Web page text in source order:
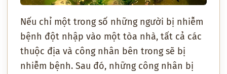
Nếu chỉ một trong số những người bị nhiễm
bệnh đột nhập vào một tòa nhà, tất cả các
thuộc địa và công nhân bên trong sẽ bị
nhiễm bệnh. Sau đó, những công nhân bị